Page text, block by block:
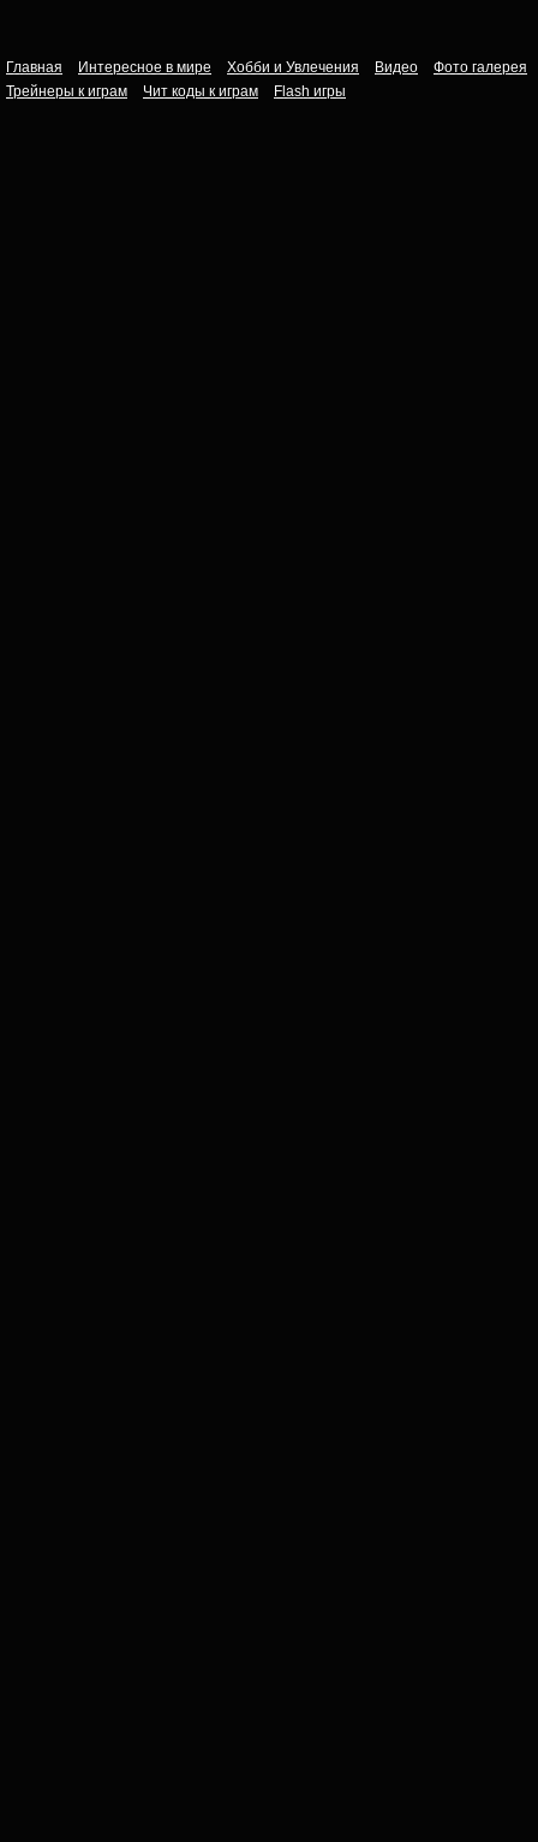
Главная Интересное в мире Хобби и Увлечения Видео
Фото галерея
Трейнеры к играм
Чит коды к играм Flash игры